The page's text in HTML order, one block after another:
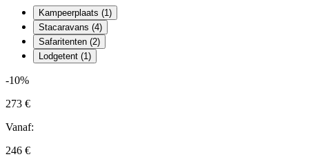
Kampeerplaats (1)
Stacaravans (4)
Safaritenten (2)
Lodgetent (1)
-10%
273 €
Vanaf:
246 €